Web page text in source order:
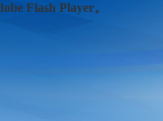
Flash Player。